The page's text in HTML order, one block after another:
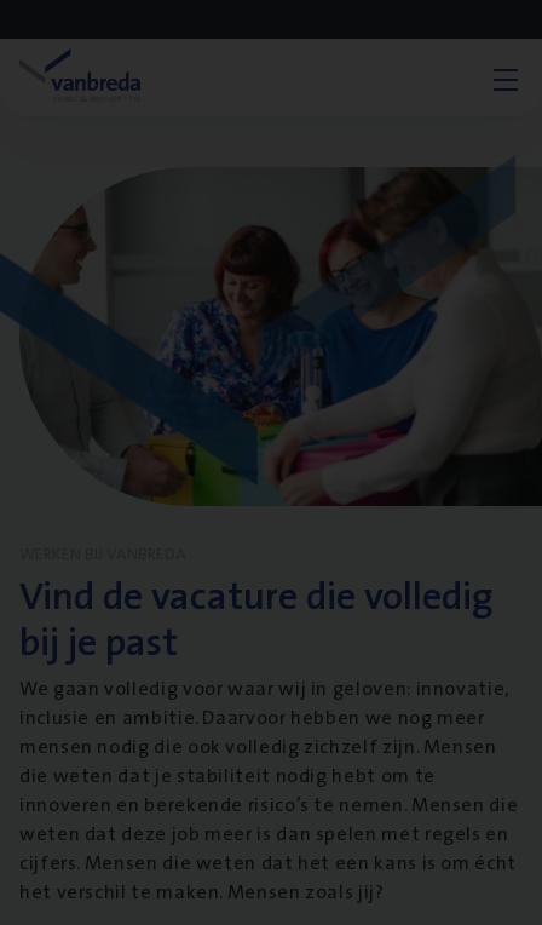
Vind de vacature die volledig
bij je past
We gaan volledig voor waar wij in geloven: innovatie,
inclusie en ambitie. Daarvoor hebben we nog meer
mensen nodig die ook volledig zichzelf zijn. Mensen
die weten dat je stabiliteit nodig hebt om te
innoveren en berekende risico’s te nemen. Mensen die
weten dat deze job meer is dan spelen met regels en
cijfers. Mensen die weten dat het een kans is om écht
het verschil te maken. Mensen zoals jij?